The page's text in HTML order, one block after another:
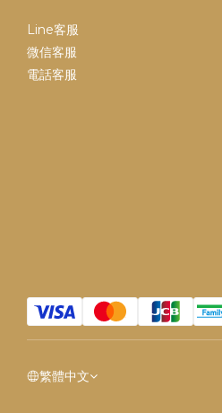
Line客服
微信客服
電話客服
繁體中文